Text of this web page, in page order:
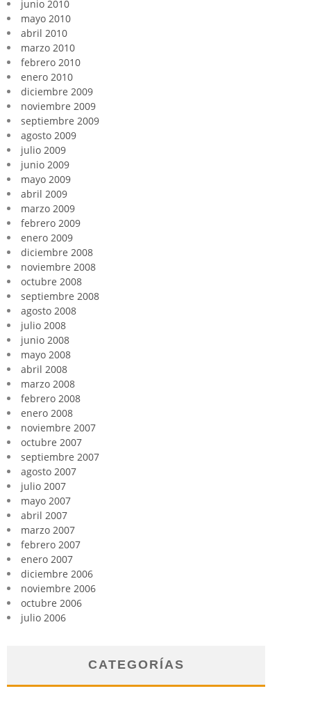
junio 2010
mayo 2010
abril 2010
marzo 2010
febrero 2010
enero 2010
diciembre 2009
noviembre 2009
septiembre 2009
agosto 2009
julio 2009
junio 2009
mayo 2009
abril 2009
marzo 2009
febrero 2009
enero 2009
diciembre 2008
noviembre 2008
octubre 2008
septiembre 2008
agosto 2008
julio 2008
junio 2008
mayo 2008
abril 2008
marzo 2008
febrero 2008
enero 2008
noviembre 2007
octubre 2007
septiembre 2007
agosto 2007
julio 2007
mayo 2007
abril 2007
marzo 2007
febrero 2007
enero 2007
diciembre 2006
noviembre 2006
octubre 2006
julio 2006
CATEGORÍAS